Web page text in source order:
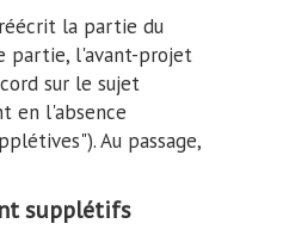
la partie du
partie, l'avant-projet
sur le sujet
en l'absence
Au passage,
supplétifs